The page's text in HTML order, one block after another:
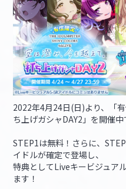
2022年4月24日(日)より、「
ち上げガシャDAY2」を開催中
STEP1は無料！さらに、
イドルが確定で登場し、
特典としてLiveキービジュア
ます！